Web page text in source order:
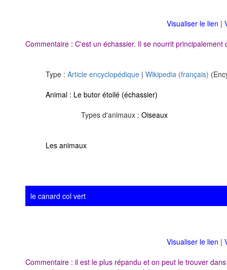
Visualiser le lien |
Commentaire : C'est un échassier. Il se nourrit
Type : Article encyclopédique | Wikipedia (français)
Animal : Le butor étoilé (échassier)
Types d'animaux : Oiseaux
Les animaux
le canard col vert
Visualiser le lien |
Commentaire : il est le plus répandu et on peut le trouver